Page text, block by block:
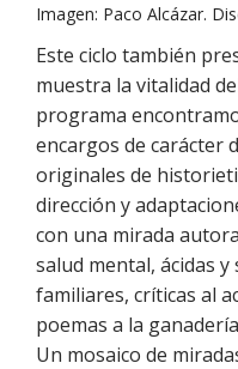
Imagen: Paco Alcázar.
Este ciclo también
muestra la vitalidad
programa
encargos de carácter
originales de
dirección y
con una mirada
salud mental, ácidas
familiares, críticas al
poemas a la
Un mosaico de